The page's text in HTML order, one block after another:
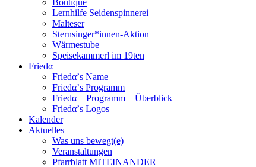
Boutique
Lernhilfe Seidenspinnerei
Malteser
Sternsinger*innen-Aktion
Wärmestube
Speisekammerl im 19ten
Friedα
Friedα’s Name
Friedα’s Programm
Friedα – Programm – Überblick
Friedα’s Logos
Kalender
Aktuelles
Was uns bewegt(e)
Veranstaltungen
Pfarrblatt MITEINANDER